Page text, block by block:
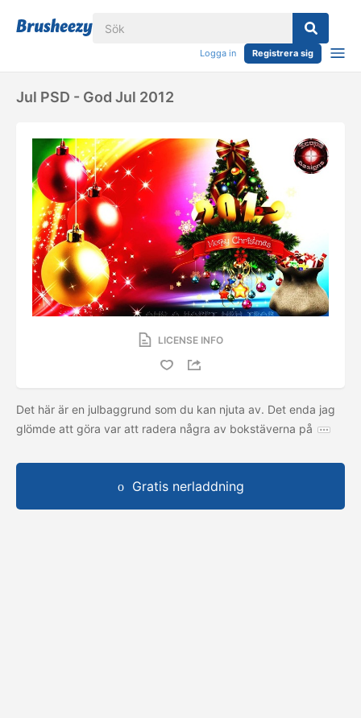
Logga in Registrera sig
Jul PSD - God Jul 2012
LICENSE INFO
Det här är en julbaggrund som du kan njuta av. Det enda jag
glömde att göra var att radera några av bokstäverna på
Gratis nerladdning